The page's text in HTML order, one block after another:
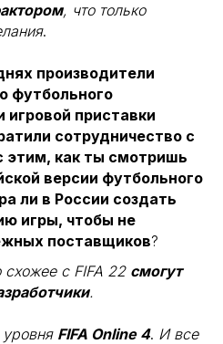
, что только
.
производители
футбольного
приставки
сотрудничество с
этим, как ты смотришь
версии футбольного
ли в России создать
игры, чтобы не
поставщиков?
с FIFA 22 смогут
.
FIFA Online 4. И все